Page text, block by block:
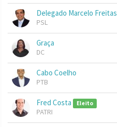
Delegado Marcelo Freitas
PSL
Graça
DC
Cabo Coelho
PTB
Fred Costa Eleito
PATRI